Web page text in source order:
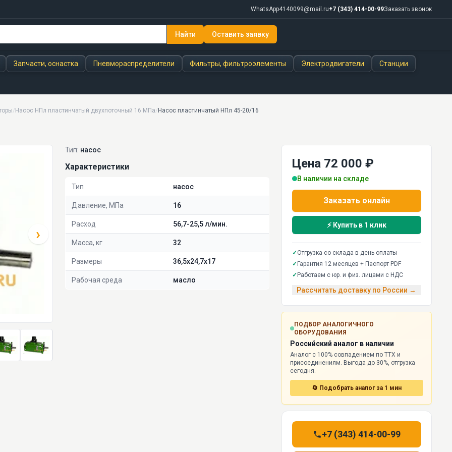
WhatsApp4140099@mail.ru+7 (343) 414-00-99Заказать звонок
Найти Оставить заявку
Запчасти, оснастка Пневмораспределители Фильтры, фильтроэлементы Электродвигатели Станции
/ Насос НПл пластинчатый двухпоточный 16 МПа/ Насос пластинчатый НПл 45-20/16
›
Тип: насос
Характеристики
Тип насос
Давление, МПа 16
Расход 56,7-25,5 л/мин.
Масса, кг 32
Размеры 36,5х24,7х17
Рабочая среда масло
Цена 72 000 ₽
В наличии на складе
Заказать онлайн
⚡ Купить в 1 клик
✓Отгрузка со склада в день оплаты
✓ Гарантия 12 месяцев + Паспорт PDF
✓ Работаем с юр. и физ. лицами с НДС
Рассчитать доставку по России →
ПОДБОР АНАЛОГИЧНОГО
ОБОРУДОВАНИЯ
Российский аналог в наличии
Аналог с 100% совпадением по ТТХ и
присоединениям. Выгода до 30%, отгрузка
сегодня.
🔄 Подобрать аналог за 1 мин
+7 (343) 414-00-99